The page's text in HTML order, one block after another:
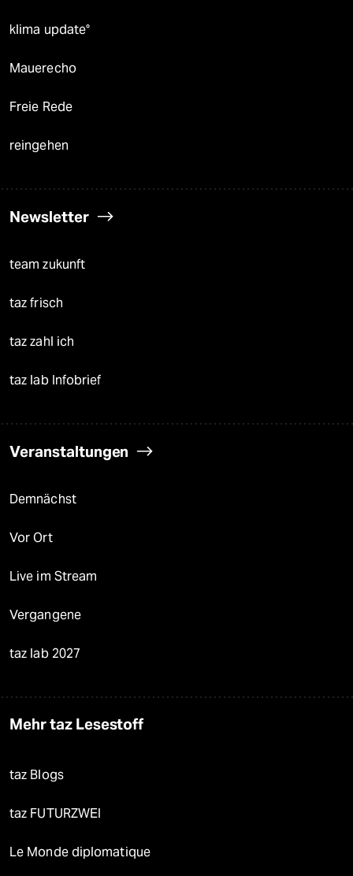
klima update°
Mauerecho
Freie Rede
reingehen
Newsletter
team zukunft
taz frisch
taz zahl ich
taz lab Infobrief
Veranstaltungen
Demnächst
Vor Ort
Live im Stream
Vergangene
taz lab 2027
Mehr taz Lesestoff
taz Blogs
taz FUTURZWEI
Le Monde diplomatique